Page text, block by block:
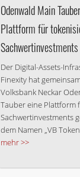
Odenwald Main
Plattform für
Sachwertinvestments
Der Digital-Assets-
Finexity hat
Volksbank Neckar
Tauber eine Plattform
Sachwertinvestments
dem Namen „VB
mehr >>